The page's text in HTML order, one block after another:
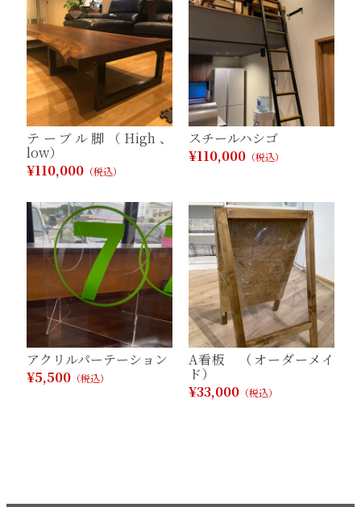
テーブル脚（High、
low）
¥110,000 （税込）
スチールハシゴ
¥110,000 （税込）
アクリルパーテーション
¥5,500 （税込）
A看板 （オーダーメイ
ド）
¥33,000 （税込）